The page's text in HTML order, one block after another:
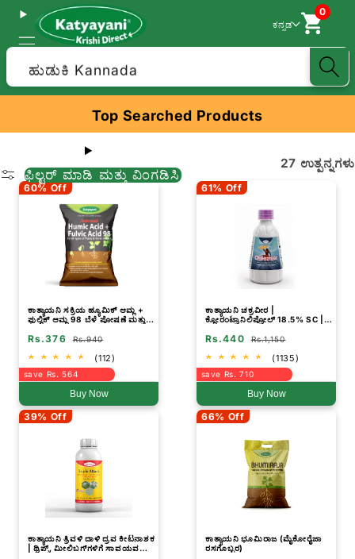
ಕನ್ನಡ
0
ಹುಡುಕಿ Kannada
Top Searched Products
ಫಿಲ್ಟರ್ ಮಾಡಿ ಮತ್ತು ವಿಂಗಡಿಸಿ
27 ಉತ್ಪನ್ನಗಳು
60% Off
ಕಾತ್ಯಾಯನಿ ಸಕ್ರಿಯ ಹ್ಯೂಮಿಕ್ ಆಮ್ಲ +
ಫುಲ್ವಿಕ್ ಆಮ್ಲ 98 ಬೆಳೆ ಪೋಷಣೆ ಮತ್ತು
Rs.376 Rs.940
(112)
save Rs. 564
Buy Now
61% Off
ಕಾತ್ಯಾಯನಿ ಚಕ್ರವೀರ |
ಕ್ಲೋರಂಟ್ರಾನಿಲಿಪ್ರೋಲ್ 18.5% SC |
Rs.440 Rs.1,150
(1135)
save Rs. 710
Buy Now
39% Off
ಕಾತ್ಯಾಯನಿ ತ್ರಿವಳಿ ದಾಳಿ ದ್ರವ ಕೀಟನಾಶಕ
| ಥ್ರಿಪ್ಸ್, ಮೀಲಿಬಗ್‌ಗಳಿಗೆ ಸಾವಯವ
66% Off
ಕಾತ್ಯಾಯನಿ ಭೂಮಿರಾಜ (ಮೈಕೋರೈಜಾ
ರಸಗೊಬ್ಬರ)